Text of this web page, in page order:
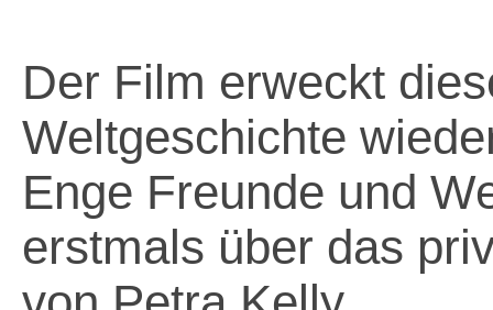
Der Film erweckt
Weltgeschichte
Enge Freunde und
erstmals über das